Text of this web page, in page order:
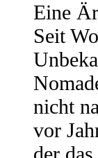
Eine
Seit
nicht
vor